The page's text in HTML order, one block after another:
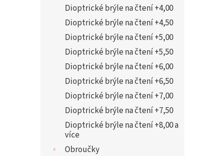
Dioptrické brýle na čtení +4,00
Dioptrické brýle na čtení +4,50
Dioptrické brýle na čtení +5,00
Dioptrické brýle na čtení +5,50
Dioptrické brýle na čtení +6,00
Dioptrické brýle na čtení +6,50
Dioptrické brýle na čtení +7,00
Dioptrické brýle na čtení +7,50
Dioptrické brýle na čtení +8,00 a
více
Obroučky